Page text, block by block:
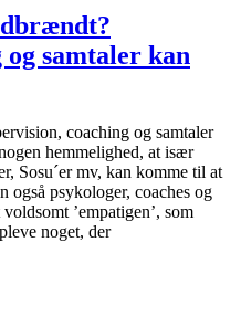
og samtaler kan
coaching og samtaler
hemmelighed, at især
Sosu´er mv, kan komme til at
også psykologer, coaches og
’empatigen’, som
noget, der